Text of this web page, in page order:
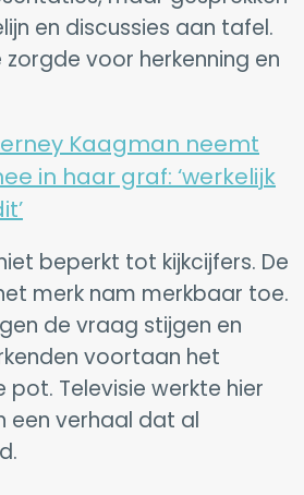
en discussies aan tafel.
voor herkenning en
Kaagman neemt
in haar graf: ‘werkelijk
beperkt tot kijkcijfers. De
merk nam merkbaar toe.
de vraag stijgen en
voortaan het
Televisie werkte hier
een verhaal dat al